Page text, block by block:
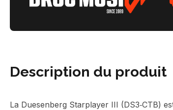
Description du produit
La Duesenberg Starplayer III (DS3‑CTB)